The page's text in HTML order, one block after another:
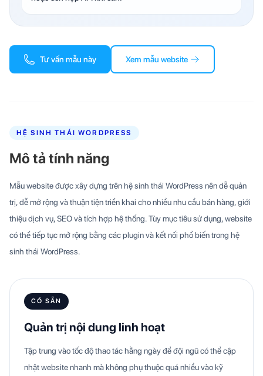
Tư vấn mẫu này Xem mẫu website
HỆ SINH THÁI WORDPRESS
Mô tả tính năng
Mẫu website được xây dựng trên hệ sinh thái WordPress nên dễ quản
trị, dễ mở rộng và thuận tiện triển khai cho nhiều nhu cầu bán hàng, giới
thiệu dịch vụ, SEO và tích hợp hệ thống. Tùy mục tiêu sử dụng, website
có thể tiếp tục mở rộng bằng các plugin và kết nối phổ biến trong hệ
sinh thái WordPress.
CÓ SẴN
Quản trị nội dung linh hoạt
Tập trung vào tốc độ thao tác hằng ngày để đội ngũ có thể cập
nhật website nhanh mà không phụ thuộc quá nhiều vào kỹ